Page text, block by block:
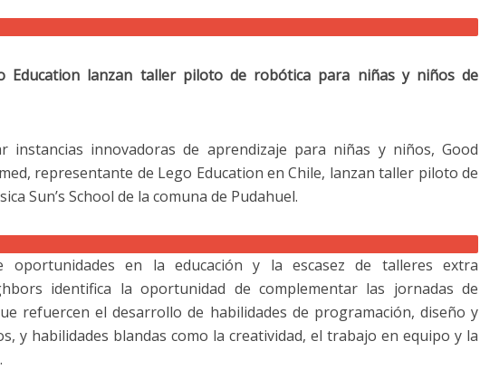
Education lanzan taller piloto de robótica para niñas y niños de
instancias innovadoras de aprendizaje para niñas y niños, Good
representante de Lego Education en Chile, lanzan taller piloto de
Sun’s School de la comuna de Pudahuel.
oportunidades en la educación y la escasez de talleres extra
identifica la oportunidad de complementar las jornadas de
refuercen el desarrollo de habilidades de programación, diseño y
y habilidades blandas como la creatividad, el trabajo en equipo y la